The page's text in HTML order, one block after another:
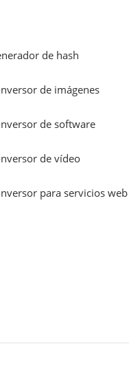
de hash
de imágenes
de software
de vídeo
para servicios web